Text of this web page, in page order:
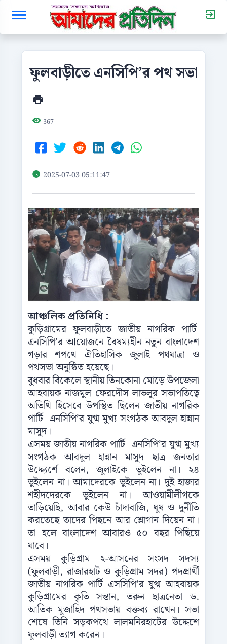
ফুলবাড়ীতে এনসিপি’র পথ সভা
367
2025-07-03 05:11:47
আঞ্চলিক প্রতিনিধি :
কুড়িগ্রামের ফুলবাড়ীতে জাতীয় নাগরিক পার্টি
এনসিপি’র আয়োজনে বৈষম্যহীন নতুন বাংলাদেশ
গড়ার শপথে ঐতিহাসিক জুলাই পথযাত্রা ও
পথসভা অনুষ্ঠিত হয়েছে।
বুধবার বিকেলে স্থানীয় তিনকোনা মোড়ে উপজেলা
আহবায়ক নাজমুল ফেরদৌস লাভলুর সভাপতিত্বে
অতিথি হিসেবে উপস্থিত ছিলেন জাতীয় নাগরিক
পার্টি এনসিপি’র যুগ্ম মুখ্য সংগঠক আবদুল হান্নান
মাসুদ।
এসময় জাতীয় নাগরিক পার্টি এনসিপি’র যুগ্ম মুখ্য
সংগঠক আবদুল হান্নান মাসুদ ছাত্র জনতার
উদ্দ্যের্শে বলেন, জুলাইকে ভুইলেন না। ২৪
ভুইলেন না। আমাদেরকে ভুইলেন না। দুই হাজার
শহীদদেরকে ভুইলেন না। আওয়ামীলীগকে
তাড়িয়েছি, আবার কেউ চাঁদাবাজি, ঘুষ ও দুর্নীতি
করতেছে তাদের পিছনে আর শ্লোগান দিয়েন না।
তা হলে বাংলাদেশ আবারও ৫০ বছর পিছিয়ে
যাবে।
এসময় কুড়িগ্রাম ২-আসনের সংসদ সদস্য
(ফুলবাড়ী, রাজারহাট ও কুড়িগ্রাম সদর) পদপ্রার্থী
জাতীয় নাগরিক পার্টি এসসিপি’র যুগ্ম আহবায়ক
কুড়িগ্রামের কৃতি সন্তান, তরুন ছাত্রনেতা ড.
আতিক মুজাহিদ পথসভায় বক্তব্য রাখেন। সভা
শেষে তিনি সড়কপথে লালমনিরহাটের উদ্দেশে
ফুলবাড়ী ত্যাগ করেন।